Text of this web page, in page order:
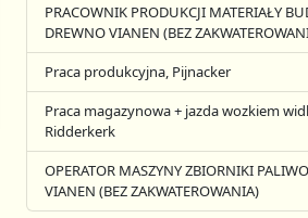
PRACOWNIK PRODUKCJI MATERIAŁY
DREWNO VIANEN (BEZ
Praca produkcyjna, Pijnacker
Praca magazynowa + jazda wozkiem
Ridderkerk
OPERATOR MASZYNY ZBIORNIKI
VIANEN (BEZ ZAKWATEROWANIA)